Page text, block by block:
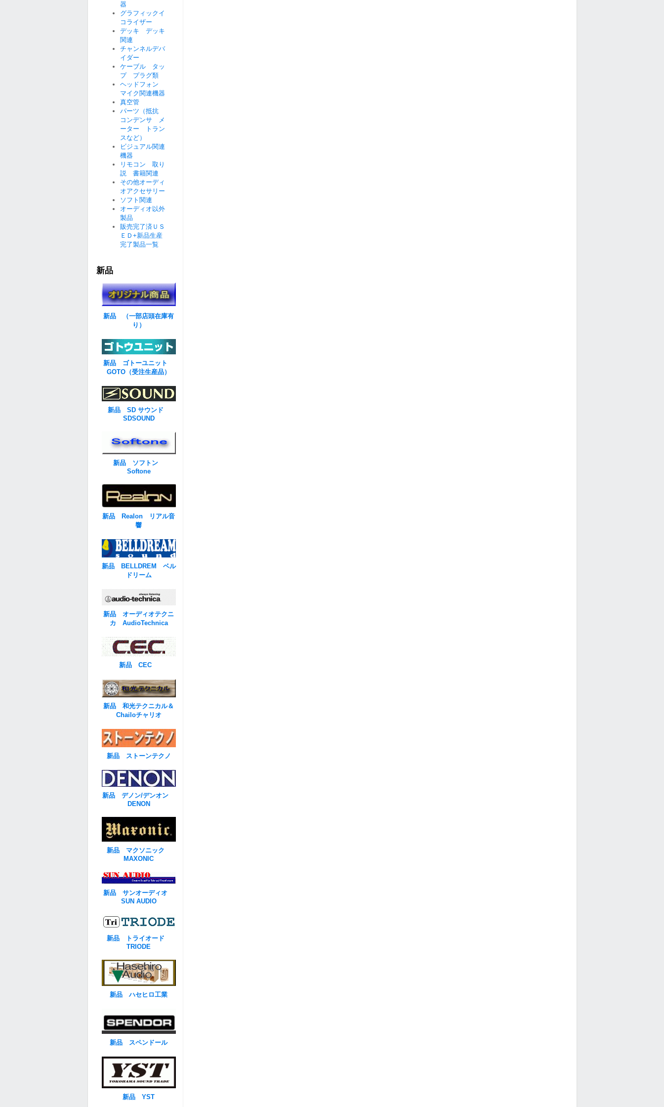
器
グラフィックイ
コライザー
デッキ デッキ
関連
チャンネルデバ
イダー
ケーブル タッ
プ プラグ類
ヘッドフォン
マイク関連機器
真空管
パーツ（抵抗
コンデンサ メ
ーター トラン
スなど）
ビジュアル関連
機器
リモコン 取り
説 書籍関連
その他オーディ
オアクセサリー
ソフト関連
オーディオ以外
製品
販売完了済ＵＳ
ＥＤ+新品生産
完了製品一覧
新品
新品 （一部店頭在庫有
り）
新品 ゴトーユニット
GOTO（受注生産品）
新品 SD サウンド
SDSOUND
新品 ソフトン
Softone
新品 Realon リアル音
響
新品 BELLDREM ベル
ドリーム
新品 オーディオテクニ
カ AudioTechnica
新品 CEC
新品 和光テクニカル＆
Chailoチャリオ
新品 ストーンテクノ
新品 デノン/デンオン
DENON
新品 マクソニック
MAXONIC
新品 サンオーディオ
SUN AUDIO
新品 トライオード
TRIODE
新品 ハセヒロ工業
新品 スペンドール
新品 YST